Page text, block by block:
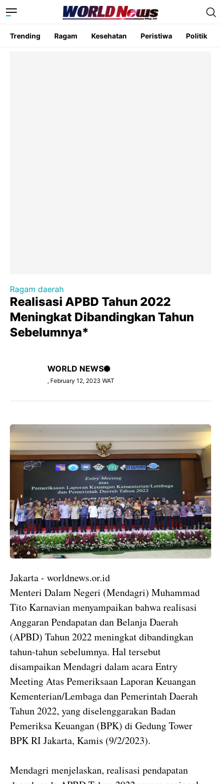
Trending Ragam Kesehatan Peristiwa Politik
Ragam daerah
Realisasi APBD Tahun 2022
Meningkat Dibandingkan Tahun
Sebelumnya*
WORLD NEWS
, February 12, 2023 WAT
Jakarta - worldnews.or.id
Menteri Dalam Negeri (Mendagri) Muhammad
Tito Karnavian menyampaikan bahwa realisasi
Anggaran Pendapatan dan Belanja Daerah
(APBD) Tahun 2022 meningkat dibandingkan
tahun-tahun sebelumnya. Hal tersebut
disampaikan Mendagri dalam acara Entry
Meeting Atas Pemeriksaan Laporan Keuangan
Kementerian/Lembaga dan Pemerintah Daerah
Tahun 2022, yang diselenggarakan Badan
Pemeriksa Keuangan (BPK) di Gedung Tower
BPK RI Jakarta, Kamis (9/2/2023).
Mendagri menjelaskan, realisasi pendapatan